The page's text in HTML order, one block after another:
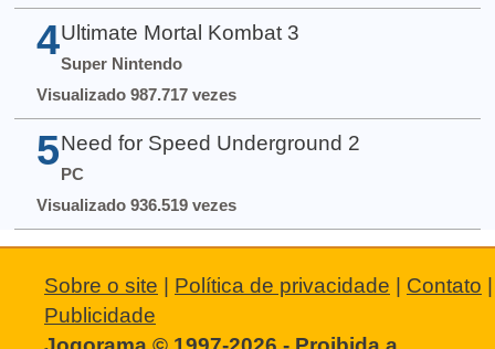
4 Ultimate Mortal Kombat 3
Super Nintendo
Visualizado 987.717 vezes
5 Need for Speed Underground 2
PC
Visualizado 936.519 vezes
Sobre o site | Política de privacidade | Contato |
Publicidade